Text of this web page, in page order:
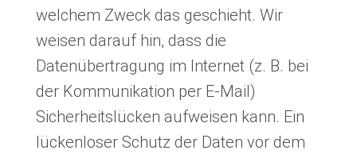
welchem Zweck das geschieht. Wir
weisen darauf hin, dass die
Datenübertragung im Internet (z. B. bei
der Kommunikation per E-Mail)
Sicherheitslücken aufweisen kann. Ein
lückenloser Schutz der Daten vor dem